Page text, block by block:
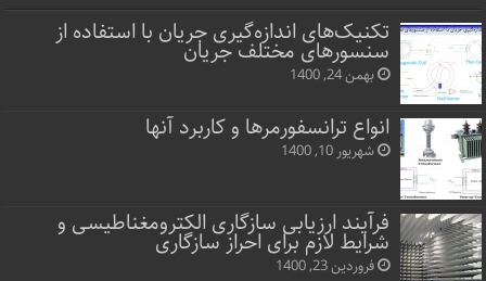
تکنیک‌های اندازه‌گیری جریان با استفاده از
سنسورهای مختلف جریان
بهمن 24, 1400
انواع ترانسفورمرها و کاربرد آنها
شهریور 10, 1400
فرآیند ارزیابی سازگاری الکترومغناطیسی و
شرایط لازم برای احراز سازگاری
فروردین 23, 1400